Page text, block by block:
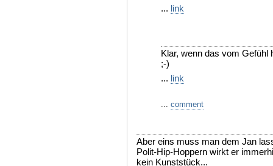
... link
Klar, wenn das vom Gefühl
;-)
... link
... comment
Aber eins muss man dem Jan
Polit-Hip-Hoppern wirkt er
kein Kunststück...